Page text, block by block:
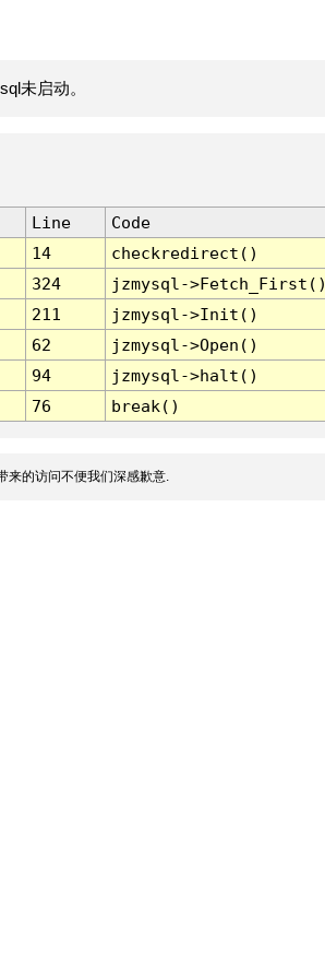
未启动。
Line
Code
14
checkredirect()
324
jzmysql-
211
jzmysql->Init()
62
jzmysql->Open()
94
jzmysql->halt()
76 break()
来的访问不便我们深感歉意.